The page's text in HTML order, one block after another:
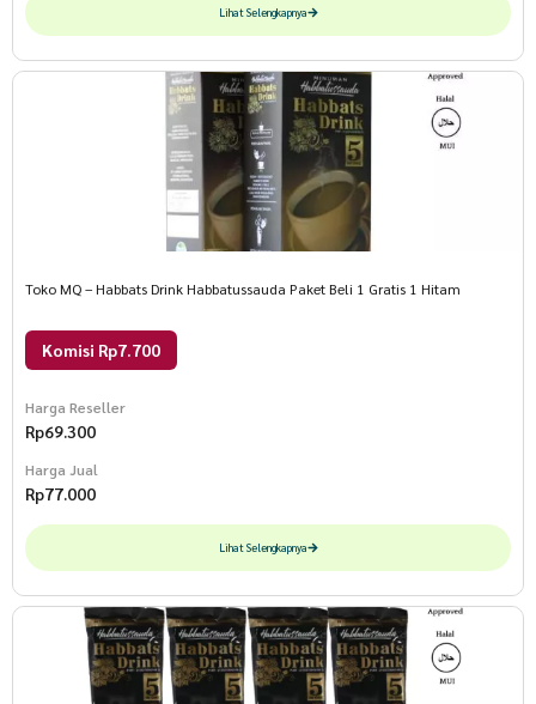
Lihat Selengkapnya
Toko MQ – Habbats Drink Habbatussauda Paket Beli 1 Gratis 1 Hitam
Komisi Rp7.700
Harga Reseller
Rp69.300
Harga Jual
Rp77.000
Lihat Selengkapnya